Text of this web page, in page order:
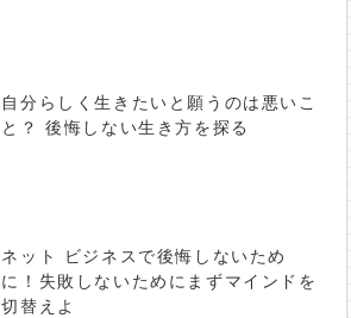
自分らしく生きたいと願うのは悪いこ
と？ 後悔しない生き方を探る
ネット ビジネスで後悔しないため
に！失敗しないためにまずマインドを
切替えよ